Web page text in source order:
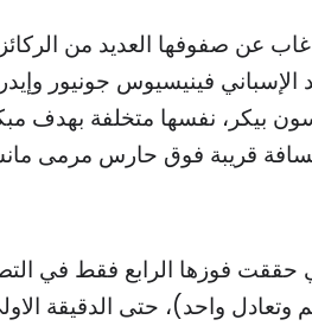
عن صفوفها العديد من
الإسباني فينيسيوس جونيور
بيكر، نفسها متخلفة بهدف
قريبة فوق حارس مرمى
حققت فوزها الرابع فقط في
الاخيرة (4 هزائم وتعادل واحد)، حتى